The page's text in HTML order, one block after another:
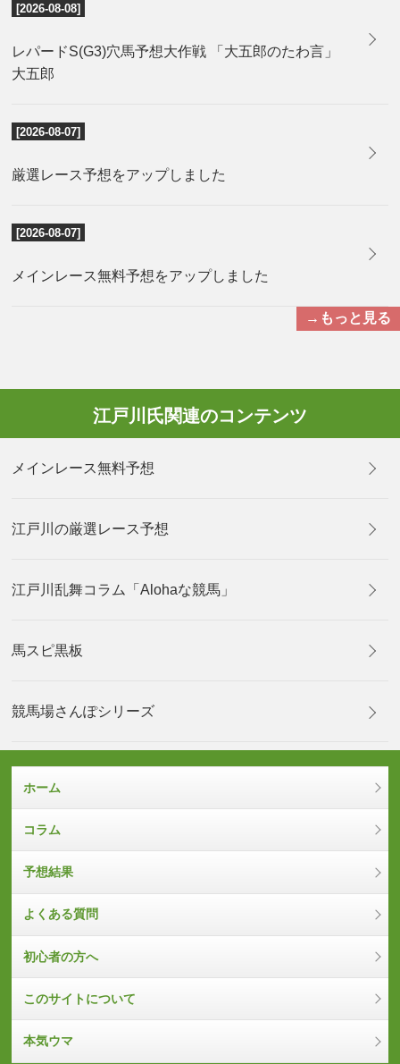
[2026-08-08]
レパードS(G3)穴馬予想大作戦 「大五郎のたわ言」
大五郎
[2026-08-07]
厳選レース予想をアップしました
[2026-08-07]
メインレース無料予想をアップしました
→もっと見る
江戸川氏関連のコンテンツ
メインレース無料予想
江戸川の厳選レース予想
江戸川乱舞コラム「Alohaな競馬」
馬スピ黒板
競馬場さんぽシリーズ
ホーム
コラム
予想結果
よくある質問
初心者の方へ
このサイトについて
本気ウマ